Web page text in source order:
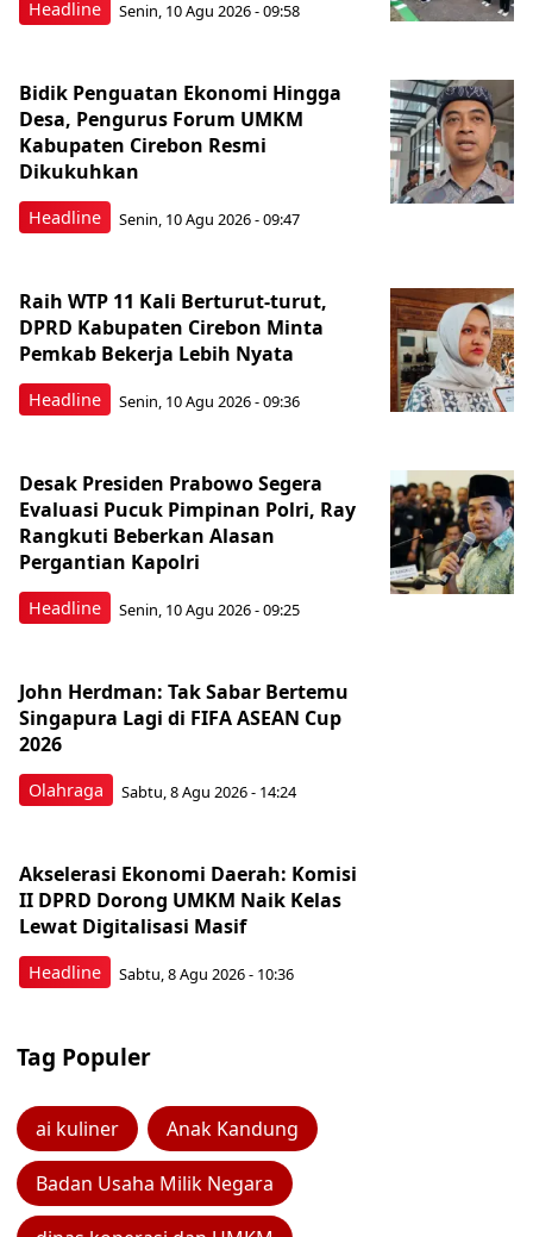
Headline Senin, 10 Agu 2026 - 09:58
Headline
Bidik Penguatan Ekonomi Hingga
Desa, Pengurus Forum UMKM
Kabupaten Cirebon Resmi
Dikukuhkan
Senin, 10 Agu 2026 - 09:47
Headline
Raih WTP 11 Kali Berturut-turut,
DPRD Kabupaten Cirebon Minta
Pemkab Bekerja Lebih Nyata
Senin, 10 Agu 2026 - 09:36
Headline
Desak Presiden Prabowo Segera
Evaluasi Pucuk Pimpinan Polri, Ray
Rangkuti Beberkan Alasan
Pergantian Kapolri
Senin, 10 Agu 2026 - 09:25
Olahraga
John Herdman: Tak Sabar Bertemu
Singapura Lagi di FIFA ASEAN Cup
2026
Sabtu, 8 Agu 2026 - 14:24
Headline
Akselerasi Ekonomi Daerah: Komisi
II DPRD Dorong UMKM Naik Kelas
Lewat Digitalisasi Masif
Sabtu, 8 Agu 2026 - 10:36
Tag Populer
ai kuliner Anak Kandung
Badan Usaha Milik Negara